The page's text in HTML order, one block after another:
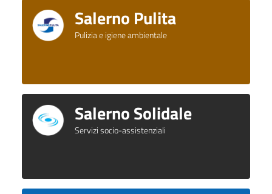
Salerno Pulita
Pulizia e igiene ambientale
Salerno Solidale
Servizi socio-assistenziali